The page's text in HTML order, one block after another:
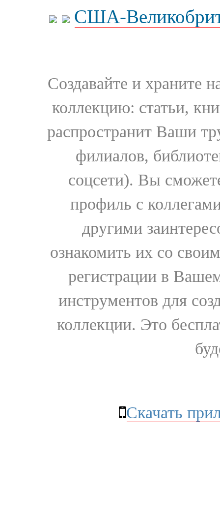
США-
Создавайте и храните
коллекцию: статьи,
распространит Ваши
филиалов,
соцсети). Вы
профиль с
другими
ознакомить их со
регистрации в
инструментов для
коллекции. Это
Скачать